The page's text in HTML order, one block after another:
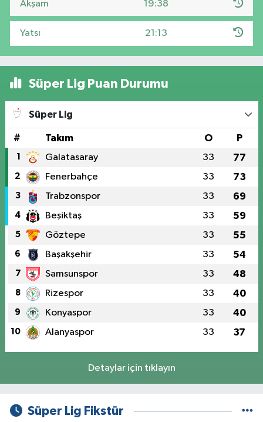
Akşam 19:38
Yatsı 21:13
Süper Lig Puan Durumu
Süper Lig
# Takım O P
1 Galatasaray 33 77
2 Fenerbahçe 33 73
3 Trabzonspor 33 69
4 Beşiktaş 33 59
5 Göztepe 33 55
6 Başakşehir 33 54
7 Samsunspor 33 48
8 Rizespor 33 40
9 Konyaspor 33 40
10 Alanyaspor 33 37
Detaylar için tıklayın
Süper Lig Fikstür